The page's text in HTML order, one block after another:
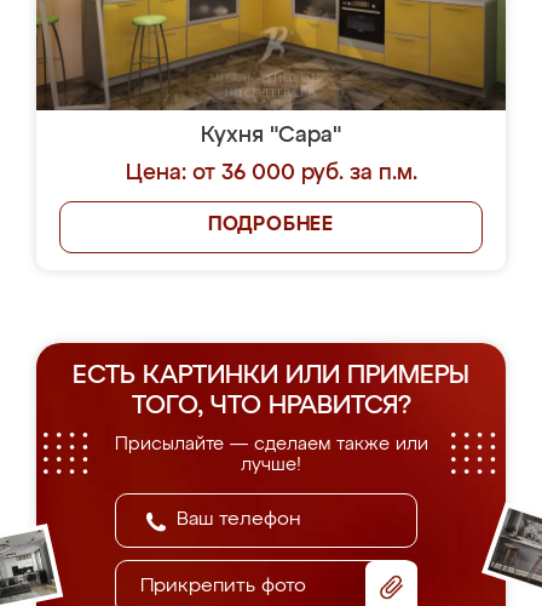
Кухня "Сара"
Цена: от 36 000 руб. за п.м.
ПОДРОБНЕЕ
ЕСТЬ КАРТИНКИ ИЛИ ПРИМЕРЫ
ТОГО, ЧТО НРАВИТСЯ?
Присылайте — сделаем также или
лучше!
Прикрепить фото